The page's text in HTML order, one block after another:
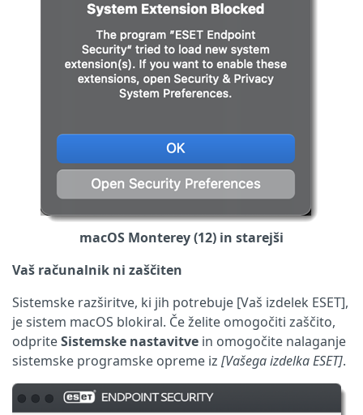
macOS Monterey (12) in starejši
Vaš računalnik ni zaščiten
Sistemske razširitve, ki jih potrebuje [Vaš izdelek ESET],
je sistem macOS blokiral. Če želite omogočiti zaščito,
odpriteSistemske nastavitve in omogočite nalaganje
sistemske programske opreme iz [Vašega izdelka ESET].